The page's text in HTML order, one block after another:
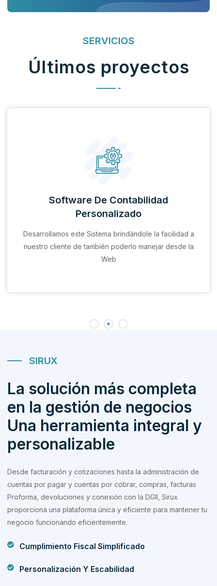
SERVICIOS
Últimos proyectos
Software De Contabilidad
Personalizado
Desarrollamos este Sistema brindándole la facilidad a
nuestro cliente de también poderlo manejar desde la
Web
SIRUX
La solución más completa
en la gestión de negocios
Una herramienta integral y
personalizable
Desde facturación y cotizaciones hasta la administración de
cuentas por pagar y cuentas por cobrar, compras, facturas
Proforma, devoluciones y conexión con la DGII, Sirux
proporciona una plataforma única y eficiente para mantener tu
negocio funcionando eficientemente.
Cumplimiento Fiscal Simplificado
Personalización Y Escabilidad